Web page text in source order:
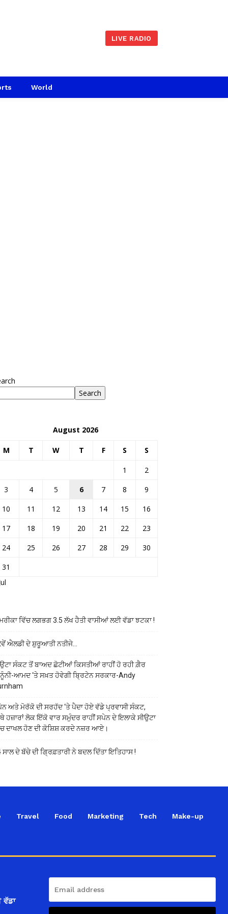
LIVE RADIO
World
Search
August 2026
M T W T F S S
1
2
3
4 5 6 7 8
9
10
11 12 13 14 15
16
17
18 19 20 21 22
23
24
25 26 27 28 29
30
31
ਵਿੱਚ ਲਗਭਗ 3.5 ਲੱਖ ਹੈਤੀ ਵਾਸੀਆਂ ਲਈ ਵੱਡਾ ਝਟਕਾ !
ਐਲਡੀ ਦੇ ਸ਼ੁਰੂਆਤੀ ਨਤੀਜੇ…
ਸੰਕਟ ਤੋਂ ਬਾਅਦ ਛੋਟੀਆਂ ਕਿਸਤੀਆਂ ਰਾਹੀਂ ਹੋ ਰਹੀ ਗ਼ੈਰ
ਆਮਦ ‘ਤੇ ਸਖ਼ਤ ਹੋਵੇਗੀ ਬ੍ਰਿਟੇਨ ਸਰਕਾਰ-Andy
ਅਤੇ ਮੋਰੱਕੋ ਦੀ ਸਰਹੱਦ ‘ਤੇ ਪੈਦਾ ਹੋਏ ਵੱਡੇ ਪ੍ਰਵਾਸੀ ਸੰਕਟ,
ਹਜ਼ਾਰਾਂ ਲੋਕ ਇੱਕੋ ਵਾਰ ਸਮੁੰਦਰ ਰਾਹੀਂ ਸਪੇਨ ਦੇ ਇਲਾਕੇ ਸੀਉਟਾ
ਦਾਖਲ ਹੋਣ ਦੀ ਕੋਸ਼ਿਸ਼ ਕਰਦੇ ਨਜ਼ਰ ਆਏ।
ਸਾਲ ਦੇ ਬੱਚੇ ਦੀ ਗ੍ਰਿਫ਼ਤਾਰੀ ਨੇ ਬਦਲ ਦਿੱਤਾ ਇਤਿਹਾਸ !
Travel Food Marketing Tech Make-up
ਵੱਡਾ